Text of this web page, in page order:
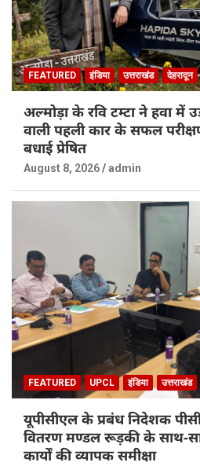
FEATURED इंडिया उत्तराखंड देहरादून
अल्मोड़ा के रवि टम्टा ने हवा में
वाली पहली कार के सफल
बधाई प्रेषित
August 8, 2026 admin
FEATURED UPCL इंडिया उत्तराखंड
यूपीसीएल के प्रबंध निदेशक पीसी
वितरण मण्डल रूड़की के साथ-
कार्यों की व्यापक समीक्षा